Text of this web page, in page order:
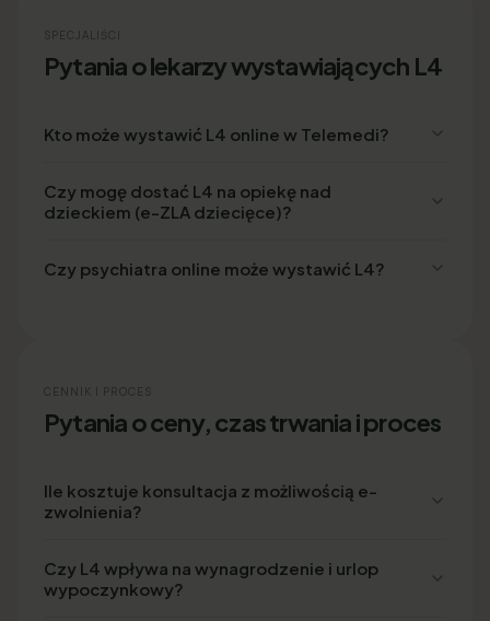
SPECJALIŚCI
Pytania o lekarzy wystawiających L4
Kto może wystawić L4 online w Telemedi?
Czy mogę dostać L4 na opiekę nad
dzieckiem (e-ZLA dziecięce)?
Czy psychiatra online może wystawić L4?
CENNIK I PROCES
Pytania o ceny, czas trwania i proces
Ile kosztuje konsultacja z możliwością e-
zwolnienia?
Czy L4 wpływa na wynagrodzenie i urlop
wypoczynkowy?